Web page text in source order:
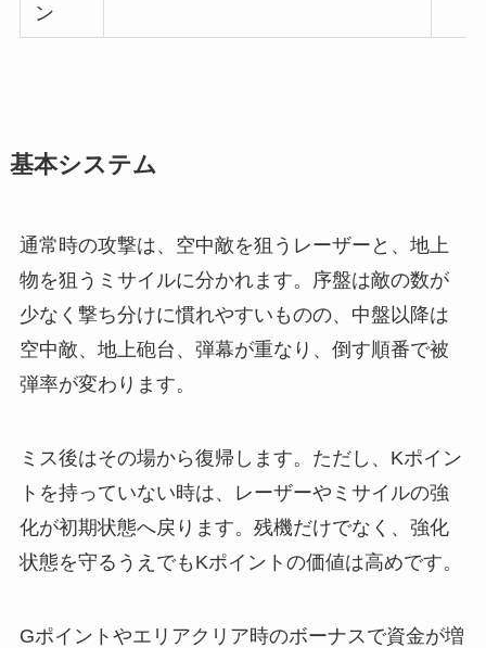
ン
基本システム
通常時の攻撃は、空中敵を狙うレーザーと、地上
物を狙うミサイルに分かれます。序盤は敵の数が
少なく撃ち分けに慣れやすいものの、中盤以降は
空中敵、地上砲台、弾幕が重なり、倒す順番で被
弾率が変わります。
ミス後はその場から復帰します。ただし、Kポイン
トを持っていない時は、レーザーやミサイルの強
化が初期状態へ戻ります。残機だけでなく、強化
状態を守るうえでもKポイントの価値は高めです。
Gポイントやエリアクリア時のボーナスで資金が増